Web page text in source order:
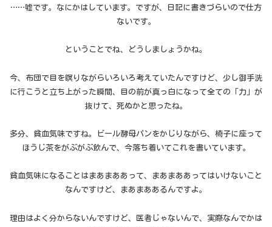
……嘘です。なにかはしています。ですが、日記に書きづらいので仕方
ないです。
ということでね、どうしましょうかね。
今、布団で目を瞑りながらいろいろ考えていたんですけど、少し御手洗
に行こうと立ち上がった瞬間、目の前が真っ白になって全ての「力」が
抜けて、死ぬかと思ったね。
多分、貧血気味ですね。ビール酵母パンをかじりながら、椅子に座って
ほうじ茶をがぶがぶ飲んで、今落ち着いてこれを書いています。
貧血気味になることはまあまああって、まあまああってはいけないこと
なんですけど、まあまああるんですよ。
理由はよく分からないんですけど、医者じゃないんで、実際なんでかは